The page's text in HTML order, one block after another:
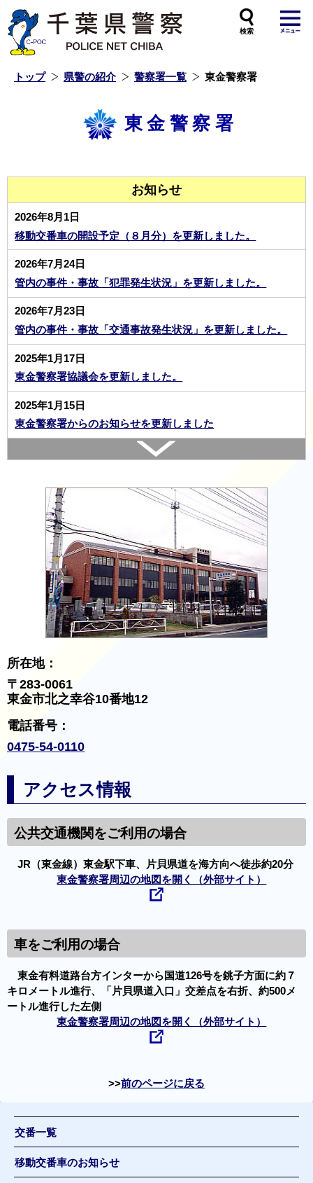
トップ 県警の紹介 警察署一覧 東金警察署
東金警察署
お知らせ
2026年8月1日
移動交番車の開設予定（８月分）を更新しました。
2026年7月24日
管内の事件・事故「犯罪発生状況」を更新しました。
2026年7月23日
管内の事件・事故「交通事故発生状況」を更新しました。
2025年1月17日
東金警察署協議会を更新しました。
2025年1月15日
東金警察署からのお知らせを更新しました
所在地：
〒283-0061
東金市北之幸谷10番地12
電話番号：
0475-54-0110
アクセス情報
公共交通機関をご利用の場合
JR（東金線）東金駅下車、片貝県道を海方向へ徒歩約20分
東金警察署周辺の地図を開く（外部サイト）
車をご利用の場合
東金有料道路台方インターから国道126号を銚子方面に約７
キロメートル進行、「片貝県道入口」交差点を右折、約500メ
ートル進行した左側
東金警察署周辺の地図を開く（外部サイト）
前のページに戻る
交番一覧
移動交番車のお知らせ